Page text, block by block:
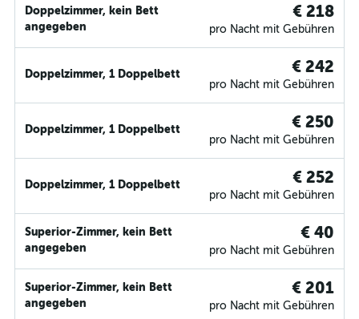
Doppelzimmer, kein Bett
angegeben
€ 218
pro Nacht mit Gebühren
Doppelzimmer, 1 Doppelbett € 242
pro Nacht mit Gebühren
Doppelzimmer, 1 Doppelbett € 250
pro Nacht mit Gebühren
Doppelzimmer, 1 Doppelbett € 252
pro Nacht mit Gebühren
Superior-Zimmer, kein Bett
angegeben
€ 40
pro Nacht mit Gebühren
Superior-Zimmer, kein Bett
angegeben
€ 201
pro Nacht mit Gebühren